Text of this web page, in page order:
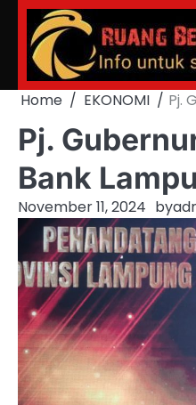
Skip
content
Home EKONOMI Pj.
Pj.
Bank
November 11, 2024 by